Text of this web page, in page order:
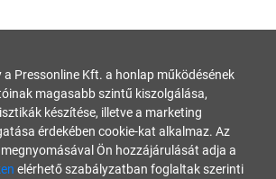
Pressonline Kft. a honlap működésének
magasabb szintű kiszolgálása,
készítése, illetve a marketing
érdekében cookie-kat alkalmaz. Az
megnyomásával Ön hozzájárulását adja a
elérhető szabályzatban foglaltak szerinti